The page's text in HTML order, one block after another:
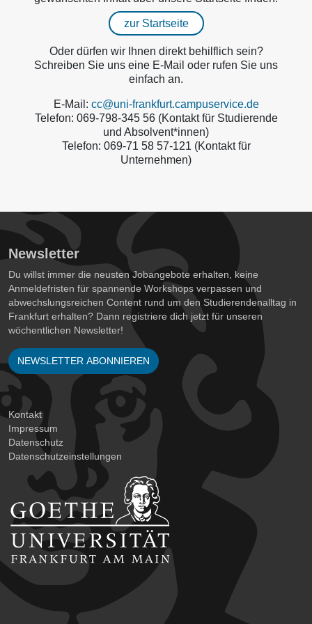
zur Startseite
Oder dürfen wir Ihnen direkt behilflich sein?
Schreiben Sie uns eine E-Mail oder rufen Sie uns
einfach an.
E-Mail: cc@uni-frankfurt.campuservice.de
Telefon: 069-798-345 56 (Kontakt für Studierende
und Absolvent*innen)
Telefon: 069-71 58 57-121 (Kontakt für
Unternehmen)
Newsletter
Du willst immer die neusten Jobangebote erhalten, keine
Anmeldefristen für spannende Workshops verpassen und
abwechslungsreichen Content rund um den Studierendenalltag in
Frankfurt erhalten? Dann registriere dich jetzt für unseren
wöchentlichen Newsletter!
NEWSLETTER ABONNIEREN
Kontakt
Impressum
Datenschutz
Datenschutzeinstellungen